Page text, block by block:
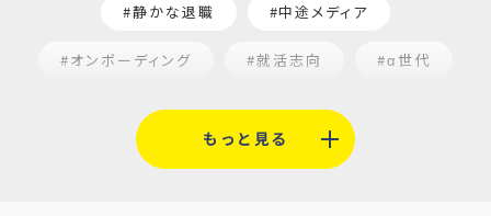
#静かな退職 #中途メディア
#オンボーディング #就活志向 #α世代
#平均採用単価
#人材定着 #AI面接
もっと見る